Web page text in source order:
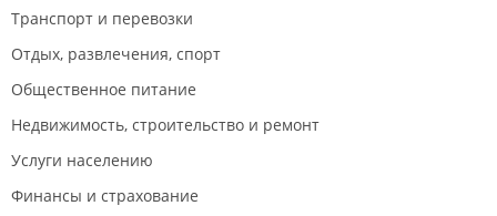
Транспорт и перевозки
Отдых, развлечения, спорт
Общественное питание
Недвижимость, строительство и ремонт
Услуги населению
Финансы и страхование